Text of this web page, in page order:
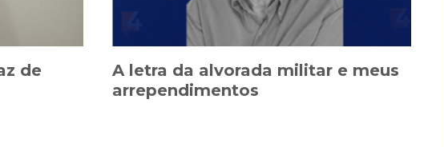
de
A letra da alvorada militar e meus
arrependimentos